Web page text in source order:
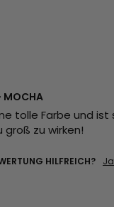
MOCHA
tolle Farbe und ist
zu wirken!
HILFREICH? Ja